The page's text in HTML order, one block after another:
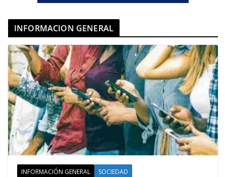
INFORMACION GENERAL
INFORMACIÓN GENERAL SOCIEDAD